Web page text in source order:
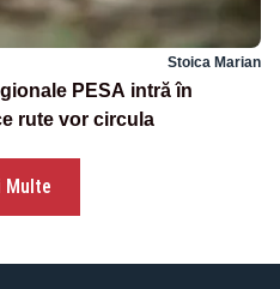
Stoica Marian
PESA intră în
rute vor circula
Multe